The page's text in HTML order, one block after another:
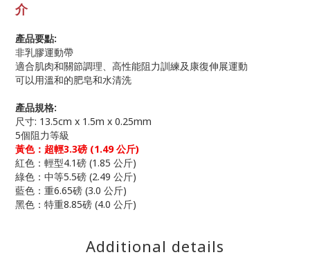
介
產品要點:
非乳膠運動帶
適合肌肉和關節調理、高性能阻力訓練及康復伸展運動
可以用溫和的肥皂和水清洗
產品規格:
尺寸: 13.5cm x 1.5m x 0.25mm
5個阻力等級
黃色：超輕3.3磅 (1.49 公斤)
紅色：輕型4.1磅 (1.85 公斤)
綠色：中等5.5磅 (2.49 公斤)
藍色：重6.65磅 (3.0 公斤)
黑色：特重8.85磅 (4.0 公斤)
Additional details